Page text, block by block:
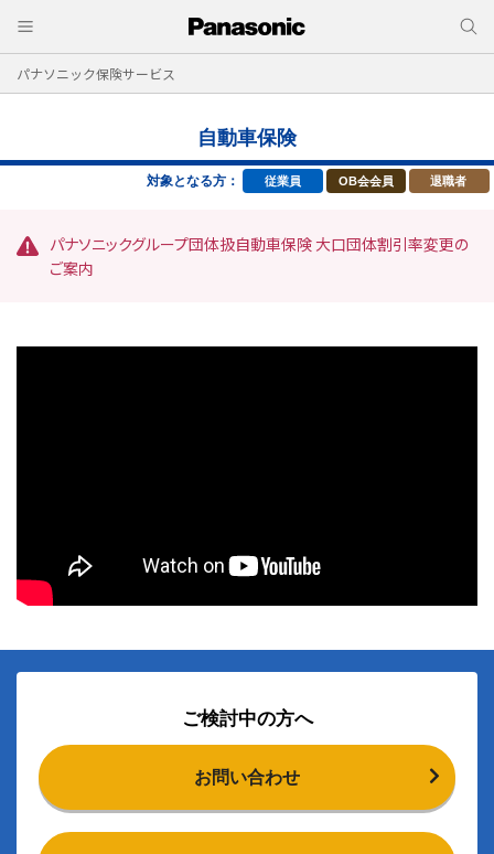
パナソニック保険サービス
自動車保険
対象となる方： 従業員 OB会会員 退職者
パナソニックグループ団体扱自動車保険 大口団体割引率変更の
ご案内
ご検討中の方へ
お問い合わせ